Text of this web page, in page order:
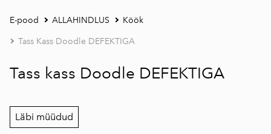
E-pood ALLAHINDLUS Köök
Tass Kass Doodle DEFEKTIGA
Tass kass Doodle DEFEKTIGA
Läbi müüdud